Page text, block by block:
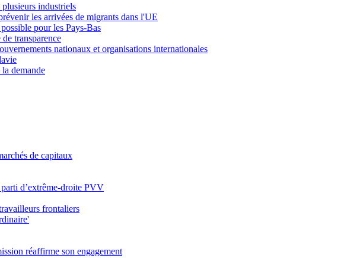
industriels
les arrivées de migrants dans l'UE
pour les Pays-Bas
transparence
nationaux et organisations internationales
demande
de capitaux
d’extrême-droite PVV
frontaliers
réaffirme son engagement